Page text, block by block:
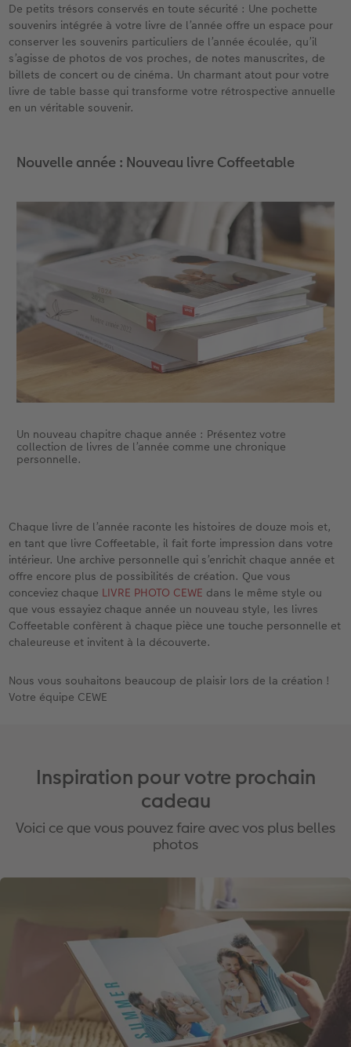
De petits trésors conservés en toute sécurité : Une pochette
souvenirs intégrée à votre livre de l’année offre un espace pour
conserver les souvenirs particuliers de l’année écoulée, qu’il
s’agisse de photos de vos proches, de notes manuscrites, de
billets de concert ou de cinéma. Un charmant atout pour votre
livre de table basse qui transforme votre rétrospective annuelle
en un véritable souvenir.
Nouvelle année : Nouveau livre Coffeetable
Un nouveau chapitre chaque année : Présentez votre
collection de livres de l’année comme une chronique
personnelle.
Chaque livre de l’année raconte les histoires de douze mois et,
en tant que livre Coffeetable, il fait forte impression dans votre
intérieur. Une archive personnelle qui s’enrichit chaque année et
offre encore plus de possibilités de création. Que vous
conceviez chaque LIVRE PHOTO CEWE dans le même style ou
que vous essayiez chaque année un nouveau style, les livres
Coffeetable confèrent à chaque pièce une touche personnelle et
chaleureuse et invitent à la découverte.
Nous vous souhaitons beaucoup de plaisir lors de la création !
Votre équipe CEWE
Inspiration pour votre prochain
cadeau
Voici ce que vous pouvez faire avec vos plus belles
photos